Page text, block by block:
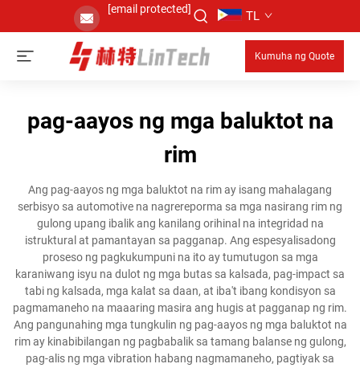
[email protected] TL
Kumuha ng Quote
pag-aayos ng mga baluktot na
rim
Ang pag-aayos ng mga baluktot na rim ay isang mahalagang
serbisyo sa automotive na nagrereporma sa mga nasirang rim ng
gulong upang ibalik ang kanilang orihinal na integridad na
istruktural at pamantayan sa pagganap. Ang espesyalisadong
proseso ng pagkukumpuni na ito ay tumutugon sa mga
karaniwang isyu na dulot ng mga butas sa kalsada, pag-impact sa
tabi ng kalsada, mga kalat sa daan, at iba't ibang kondisyon sa
pagmamaneho na maaaring masira ang hugis at pagganap ng rim.
Ang pangunahing mga tungkulin ng pag-aayos ng mga baluktot na
rim ay kinabibilangan ng pagbabalik sa tamang balanse ng gulong,
pag-alis ng mga vibration habang nagmamaneho, pagtiyak sa